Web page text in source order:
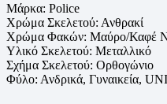
Μάρκα: Police
Χρώμα Σκελετού: Ανθρακί
Χρώμα Φακών: Μαύρο/Καφέ
Υλικό Σκελετού: Μεταλλικό
Σχήμα Σκελετού: Ορθογώνιο
Φύλο: Ανδρικά, Γυναικεία,